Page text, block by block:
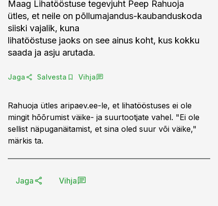
Maag Lihatööstuse tegevjuht Peep Rahuoja
ütles, et neile on põllumajandus-kaubanduskoda
siiski vajalik, kuna
lihatööstuse jaoks on see ainus koht, kus kokku
saada ja asju arutada.
Jaga Salvesta Vihja
Rahuoja ütles aripaev.ee-le, et lihatööstuses ei ole
mingit hõõrumist väike- ja suurtootjate vahel. "Ei ole
sellist näpuganäitamist, et sina oled suur või väike,"
märkis ta.
Jaga Vihja